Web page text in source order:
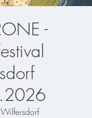
-
Wilfersdorf